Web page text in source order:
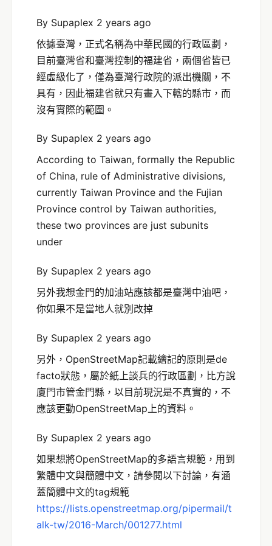
By Supaplex 2 years ago
依據臺灣，正式名稱為中華民國的行政區劃，
目前臺灣省和臺灣控制的福建省，兩個省皆已
經虛級化了，僅為臺灣行政院的派出機關，不
具有，因此福建省就只有畫入下轄的縣市，而
沒有實際的範圍。
By Supaplex 2 years ago
According to Taiwan, formally the Republic
of China, rule of Administrative divisions,
currently Taiwan Province and the Fujian
Province control by Taiwan authorities,
these two provinces are just subunits
under
By Supaplex 2 years ago
另外我想金門的加油站應該都是臺灣中油吧，
你如果不是當地人就別改掉
By Supaplex 2 years ago
另外，OpenStreetMap記載繪記的原則是de
facto狀態，屬於紙上談兵的行政區劃，比方說
廈門市管金門縣，以目前現況是不真實的，不
應該更動OpenStreetMap上的資料。
By Supaplex 2 years ago
如果想將OpenStreetMap的多語言規範，用到
繁體中文與簡體中文，請參閱以下討論，有涵
蓋簡體中文的tag規範
https://lists.openstreetmap.org/pipermail/t
alk-tw/2016-March/001277.html